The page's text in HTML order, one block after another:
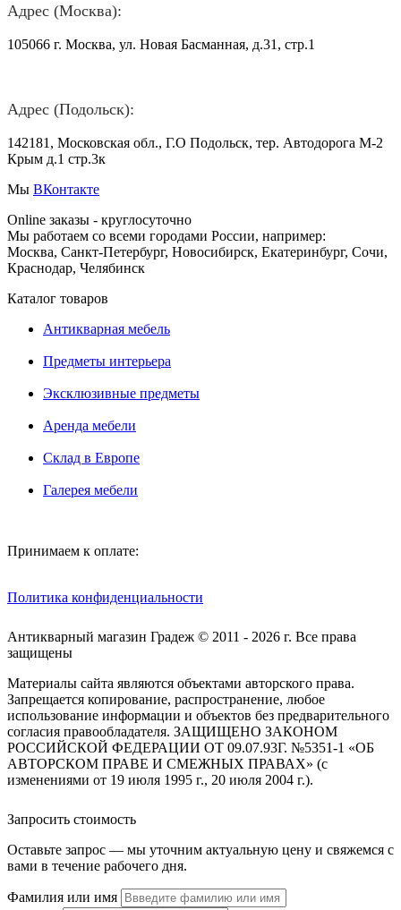
Адрес (Москва):
105066 г. Москва, ул. Новая Басманная, д.31, стр.1
Адрес (Подольск):
142181, Московская обл., Г.О Подольск, тер. Автодорога М-2
Крым д.1 стр.3к
Мы ВКонтакте
Online заказы - круглосуточно
Мы работаем со всеми городами России, например:
Москва, Санкт-Петербург, Новосибирск, Екатеринбург, Сочи,
Краснодар, Челябинск
Каталог товаров
Антикварная мебель
Предметы интерьера
Эксклюзивные предметы
Аренда мебели
Склад в Европе
Галерея мебели
Принимаем к оплате:
Политика конфиденциальности
Антикварный магазин Градеж © 2011 - 2026 г. Все права
защищены
Материалы сайта являются объектами авторского права.
Запрещается копирование, распространение, любое
использование информации и объектов без предварительного
согласия правообладателя. ЗАЩИЩЕНО ЗАКОНОМ
РОССИЙСКОЙ ФЕДЕРАЦИИ ОТ 09.07.93Г. №5351-1 «ОБ
АВТОРСКОМ ПРАВЕ И СМЕЖНЫХ ПРАВАХ» (с
изменениями от 19 июля 1995 г., 20 июля 2004 г.).
Запросить стоимость
Оставьте запрос — мы уточним актуальную цену и свяжемся с
вами в течение рабочего дня.
Фамилия или имя